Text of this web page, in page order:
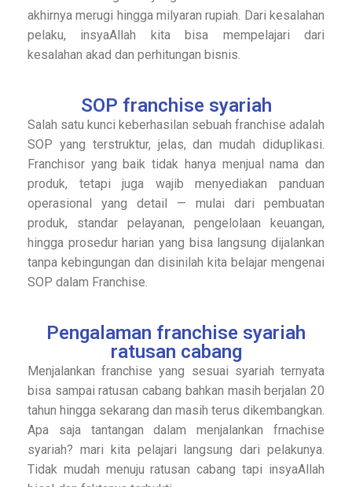
akhirnya merugi hingga milyaran rupiah. Dari kesalahan
pelaku, insyaAllah kita bisa mempelajari dari
kesalahan akad dan perhitungan bisnis.
SOP franchise syariah
Salah satu kunci keberhasilan sebuah franchise adalah
SOP yang terstruktur, jelas, dan mudah diduplikasi.
Franchisor yang baik tidak hanya menjual nama dan
produk, tetapi juga wajib menyediakan panduan
operasional yang detail — mulai dari pembuatan
produk, standar pelayanan, pengelolaan keuangan,
hingga prosedur harian yang bisa langsung dijalankan
tanpa kebingungan dan disinilah kita belajar mengenai
SOP dalam Franchise.
Pengalaman franchise syariah
ratusan cabang
Menjalankan franchise yang sesuai syariah ternyata
bisa sampai ratusan cabang bahkan masih berjalan 20
tahun hingga sekarang dan masih terus dikembangkan.
Apa saja tantangan dalam menjalankan frnachise
syariah? mari kita pelajari langsung dari pelakunya.
Tidak mudah menuju ratusan cabang tapi insyaAllah